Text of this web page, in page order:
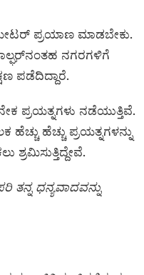
ಪ್ರಯಾಣ ಮಾಡಬೇಕು.
ನಗರಗಳಿಗೆ
ಪಡೆದಿದ್ದಾರೆ.
ಪ್ರಯತ್ನಗಳು ನಡೆಯುತ್ತಿವೆ.
ಹೆಚ್ಚು ಪ್ರಯತ್ನಗಳನ್ನು
ಶ್ರಮಿಸುತ್ತಿದ್ದೇವೆ.
ಧನ್ಯವಾದವನ್ನು